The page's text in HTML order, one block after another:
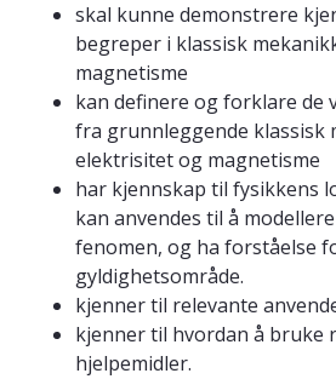
skal kunne demonstrere
begreper i klassisk
magnetisme
kan definere og forklare de
fra grunnleggende klassisk
elektrisitet og magnetisme
har kjennskap til fysikkens
kan anvendes til å
fenomen, og ha forståelse
gyldighetsområde.
kjenner til relevante
kjenner til hvordan å bruke
hjelpemidler.